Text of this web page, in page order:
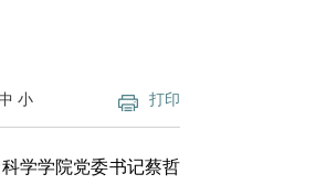
打印
小
学学院党委书记蔡哲